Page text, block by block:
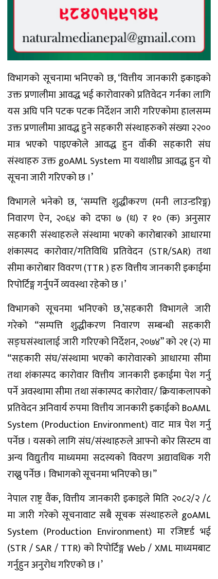
विभागको सूचनामा भनिएको छ, ‘वित्तीय जानकारी इकाइको
उक्त प्रणालीमा आवद्ध भई कारोवारको प्रतिवेदन गर्नका लागि
यस अघि पनि पटक पटक निर्देशन जारी गरिएकोमा हालसम्म
उक्त प्रणालीमा आवद्ध हुने सहकारी संस्थाहरुको संख्या २२००
मात्र भएको पाइएकोले आवद्ध हुन वाँकी सहकारी संघ
संस्थाहरु उक्त goAML System मा यथाशीघ्र आवद्ध हुन यो
सूचना जारी गरिएको छ ।’
विभागले भनेको छ, ‘सम्पत्ति शुद्धीकरण (मनी लाउन्डरिङ्ग)
निवारण ऐन, २०६४ को दफा ७ (ध) र १० (क) अनुसार
सहकारी संस्थाहरुले संस्थामा भएको कारोबारको आधारमा
शंकास्पद कारोवार/गतिविधि प्रतिवेदन (STR/SAR) तथा
सीमा कारोबार विवरण (TTR ) हरु वित्तीय जानकारी इकाईमा
रिपोर्टिङ्ग गर्नुपर्ने व्यवस्था रहेको छ ।’
विभागको सूचनमा भनिएको छ,’सहकारी विभागले जारी
गरेको “सम्पत्ति शुद्धीकरण निवारण सम्बन्धी सहकारी
सङ्घसंस्थालाई जारी गरिएको निर्देशन, २०७४” को २१ (२) मा
“सहकारी संघ/संस्थामा भएको कारोवारको आधारमा सीमा
तथा शंकास्पद कारोवार वित्तीय जानकारी इकाईमा पेश गर्नु
पर्ने अवस्थामा सीमा तथा संकास्पद कारोवार/ क्रियाकलापको
प्रतिवेदन अनिवार्य रुपमा वित्तीय जानकारी इकाईको BoAML
System (Production Environment) वाट मात्र पेश गर्नु
पर्नेछ । यसको लागि संघ/संस्थाहरुले आफ्नो कोर सिस्टम वा
अन्य विद्युतीय माध्यममा सदस्यको विवरण अद्यावधिक गरी
राख्नु पर्नेछ । विभागको सूचनमा भनिएको छ।”
नेपाल राष्ट्र वैंक, वित्तीय जानकारी इकाइले मिति २०८२/२ /८
मा जारी गरेको सूचनावाट सबै सूचक संस्थाहरुले goAML
System (Production Environment) मा रजिष्टर्ड भई
(STR / SAR / TTR) को रिपोर्टिङ्ग Web / XML माध्यमबाट
गर्नुहुन अनुरोध गरिएको छ ।’